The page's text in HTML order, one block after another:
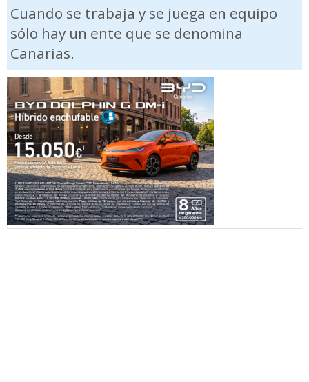
Cuando se trabaja y se juega en equipo
sólo hay un ente que se denomina
Canarias.